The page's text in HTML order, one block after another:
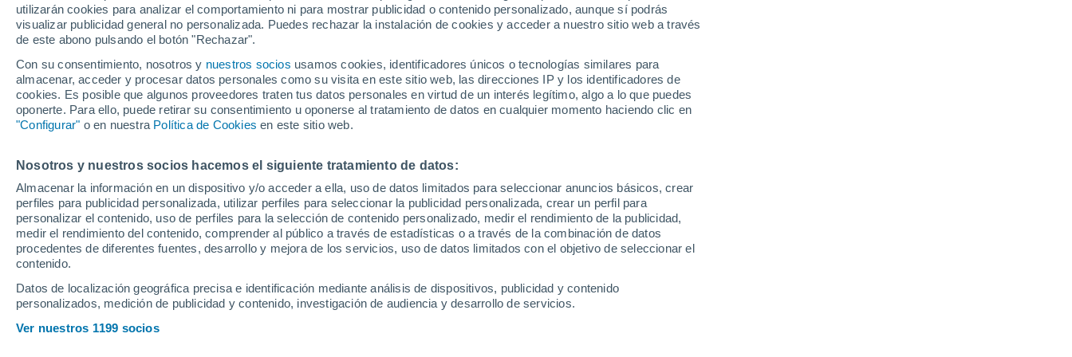
utilizarán cookies para analizar el comportamiento ni para mostrar publicidad o contenido personalizado, aunque sí podrás
visualizar publicidad general no personalizada. Puedes rechazar la instalación de cookies y acceder a nuestro sitio web a través
de este abono pulsando el botón "Rechazar".
Con su consentimiento, nosotros y nuestros socios usamos cookies, identificadores únicos o tecnologías similares para
almacenar, acceder y procesar datos personales como su visita en este sitio web, las direcciones IP y los identificadores de
cookies. Es posible que algunos proveedores traten tus datos personales en virtud de un interés legítimo, algo a lo que puedes
oponerte. Para ello, puede retirar su consentimiento u oponerse al tratamiento de datos en cualquier momento haciendo clic en
"Configurar" o en nuestra Política de Cookies en este sitio web.
Nosotros y nuestros socios hacemos el siguiente tratamiento de datos:
Almacenar la información en un dispositivo y/o acceder a ella, uso de datos limitados para seleccionar anuncios básicos, crear
perfiles para publicidad personalizada, utilizar perfiles para seleccionar la publicidad personalizada, crear un perfil para
personalizar el contenido, uso de perfiles para la selección de contenido personalizado, medir el rendimiento de la publicidad,
medir el rendimiento del contenido, comprender al público a través de estadísticas o a través de la combinación de datos
procedentes de diferentes fuentes, desarrollo y mejora de los servicios, uso de datos limitados con el objetivo de seleccionar el
contenido.
Datos de localización geográfica precisa e identificación mediante análisis de dispositivos, publicidad y contenido
personalizados, medición de publicidad y contenido, investigación de audiencia y desarrollo de servicios.
Ver nuestros 1199 socios
UEFA Champions League
UEFA Europa League
Resultados
Clasificacion
que tener mejor ojo que en esta temporada
Mariano Díaz y Alejo Véliz fueron las apuestas de la dirección deportiva
liderada por Víctor Orta, pero uno por las lesiones y la ausencia de
el Sevilla sin marcar
Antonio Ramos
28 de mayo de 2024 17:00CET
4 min lectura
Sin comentarios
Una de las principales tareas a las que probablemente se tenga que